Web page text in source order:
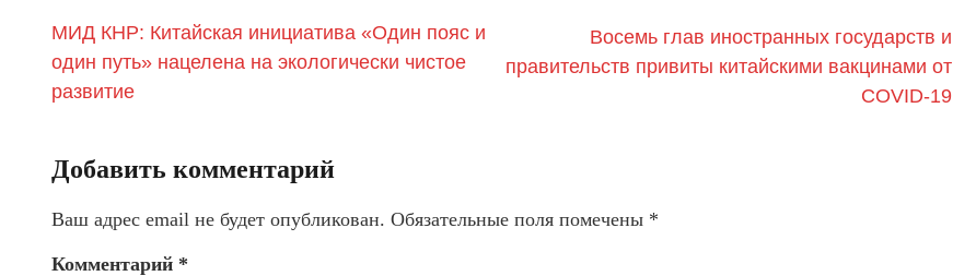
МИД КНР: Китайская инициатива «Один пояс и
один путь» нацелена на экологически чистое
развитие
Восемь глав иностранных государств и
правительств привиты китайскими вакцинами от
COVID-19
Добавить комментарий
Ваш адрес email не будет опубликован. Обязательные поля помечены *
Комментарий *